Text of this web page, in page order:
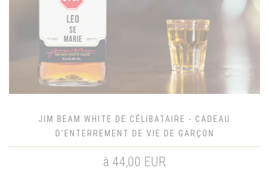
JIM BEAM WHITE DE CÉLIBATAIRE - CADEAU
D'ENTERREMENT DE VIE DE GARÇON
à 44,00 EUR